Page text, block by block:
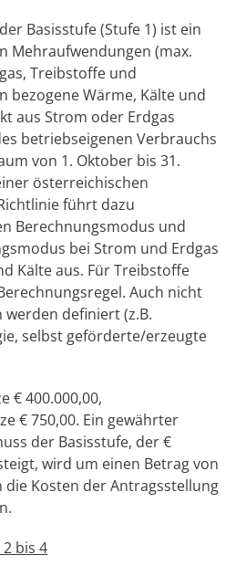
Basisstufe (Stufe 1) ist ein
Mehraufwendungen (max.
Treibstoffe und
bezogene Wärme, Kälte und
aus Strom oder Erdgas
betriebseigenen Verbrauchs
von 1. Oktober bis 31.
österreichischen
führt dazu
Berechnungsmodus und
bei Strom und Erdgas
Kälte aus. Für Treibstoffe
Auch nicht
definiert (z.B.
selbst geförderte/erzeugte
€ 400.000,00,
€ 750,00. Ein gewährter
der Basisstufe, der €
wird um einen Betrag von
die Kosten der Antragsstellung
bis 4